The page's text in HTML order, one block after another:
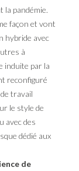
la pandémie.
façon et vont
hybride avec
à
induite par la
reconfiguré
travail
le style de
avec des
dédié aux
de